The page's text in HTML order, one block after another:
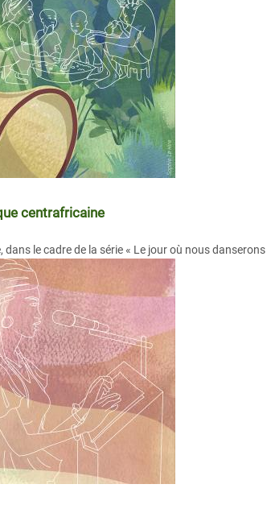
centrafricaine
le cadre de la série « Le jour où nous danserons